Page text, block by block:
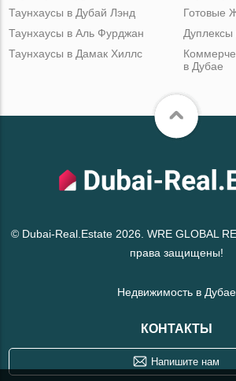
Таунхаусы в Дубай Лэнд
Таунхаусы в Аль Фурджан
Таунхаусы в Дамак Хиллс
Готовые
Дуплексы
в Дубае
© Dubai-Real.Estate 2026. WRE GLOBAL
права защищены!
Недвижимость в Дубае
КОНТАКТЫ
Напишите нам